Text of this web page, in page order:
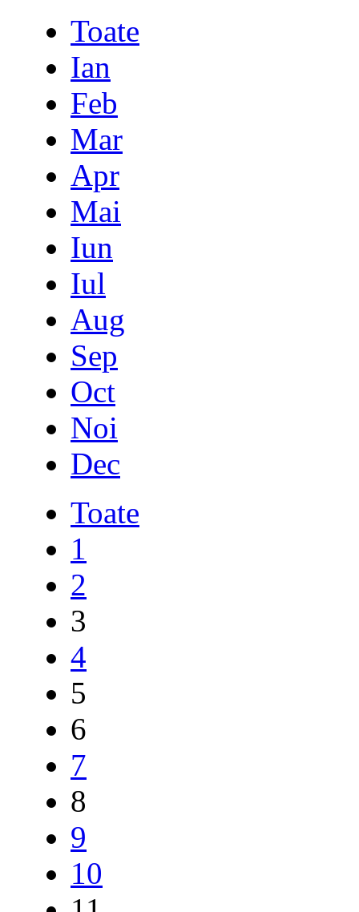
Toate
Ian
Feb
Mar
Apr
Mai
Iun
Iul
Aug
Sep
Oct
Noi
Dec
Toate
1
2
3
4
5
6
7
8
9
10